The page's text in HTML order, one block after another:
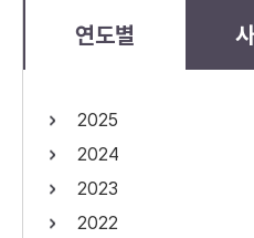
연도별
2025
2024
2023
2022